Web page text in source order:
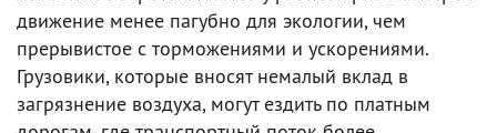
движение менее пагубно для экологии, чем
прерывистое с торможениями и ускорениями.
Грузовики, которые вносят немалый вклад в
загрязнение воздуха, могут ездить по платным